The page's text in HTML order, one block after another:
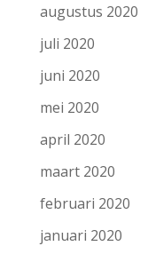
augustus 2020
juli 2020
juni 2020
mei 2020
april 2020
maart 2020
februari 2020
januari 2020